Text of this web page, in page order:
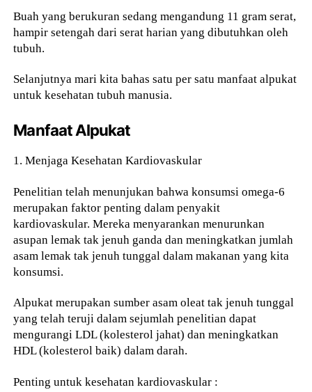
Buah yang berukuran sedang mengandung 11 gram serat,
hampir setengah dari serat harian yang dibutuhkan oleh
tubuh.
Selanjutnya mari kita bahas satu per satu manfaat alpukat
untuk kesehatan tubuh manusia.
Manfaat Alpukat
1. Menjaga Kesehatan Kardiovaskular
Penelitian telah menunjukan bahwa konsumsi omega-6
merupakan faktor penting dalam penyakit
kardiovaskular. Mereka menyarankan menurunkan
asupan lemak tak jenuh ganda dan meningkatkan jumlah
asam lemak tak jenuh tunggal dalam makanan yang kita
konsumsi.
Alpukat merupakan sumber asam oleat tak jenuh tunggal
yang telah teruji dalam sejumlah penelitian dapat
mengurangi LDL (kolesterol jahat) dan meningkatkan
HDL (kolesterol baik) dalam darah.
Penting untuk kesehatan kardiovaskular :